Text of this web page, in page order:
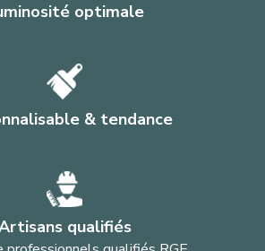
optimale
& tendance
qualifiés